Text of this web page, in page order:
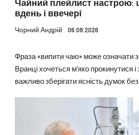
Чайний плейлист настрою:
вдень і ввечері
Чорний Андрій 06.08.2026
Фраза «випити чаю» може означати
Вранці хочеться м’яко прокинутися
важливо зберігати ясність думок